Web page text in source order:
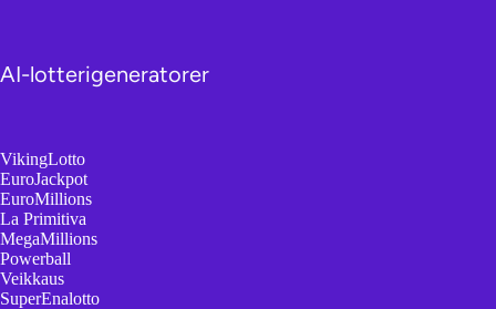
AI-lotterigeneratorer
VikingLotto
EuroJackpot
EuroMillions
La Primitiva
MegaMillions
Powerball
Veikkaus
SuperEnalotto